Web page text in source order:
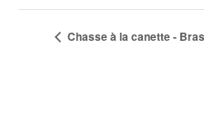
Chasse à la canette -